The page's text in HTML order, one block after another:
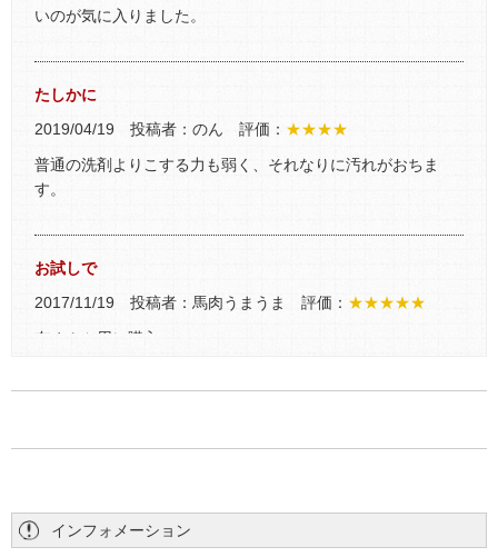
いのが気に入りました。
たしかに
2019/04/19 投稿者：のん 評価： ★★★★
普通の洗剤よりこする力も弱く、それなりに汚れがおちま
す。
お試しで
2017/11/19 投稿者：馬肉うまうま 評価： ★★★★★
布オムツ用に購入
布オムツ以外の汚れ物をつけおきしていても
ふつうに
インフォメーション